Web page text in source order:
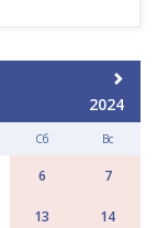
2024
Сб Вс
6 7
13 14